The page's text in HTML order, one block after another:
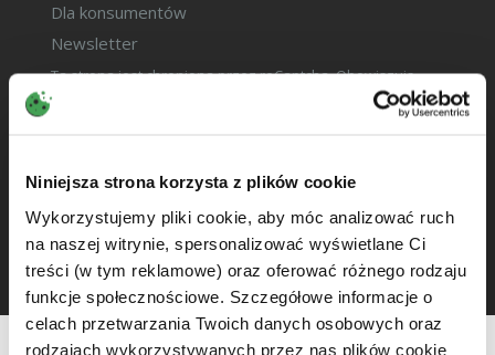
Niniejsza strona korzysta z plików cookie
Wykorzystujemy pliki cookie, aby móc analizować ruch
na naszej witrynie, spersonalizować wyświetlane Ci
treści (w tym reklamowe) oraz oferować różnego rodzaju
funkcje społecznościowe. Szczegółowe informacje o
celach przetwarzania Twoich danych osobowych oraz
rodzajach wykorzystywanych przez nas plików cookie
Dla konsumentów
Newsletter
Ta strona jest chroniona przez reCaptcha. Obowiązują
zasady
warunki